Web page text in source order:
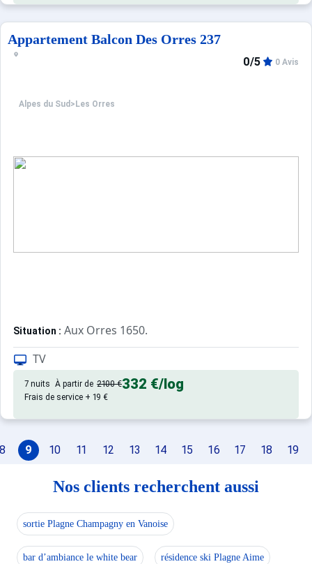
Appartement Balcon Des Orres 237
Alpes du Sud > Les Orres
0/5 0 Avis
Situation : Aux Orres 1650.
Appartement de particulier :Confortable et tout équipé.
TV
7 nuits À partir de 2100 €332 €/log
Frais de service + 19 €
9 10 11 12 13 14 15 16 17 18 19
Nos clients recherchent aussi
sortie Plagne Champagny en Vanoise
bar d’ambiance le white bear résidence ski Plagne Aime